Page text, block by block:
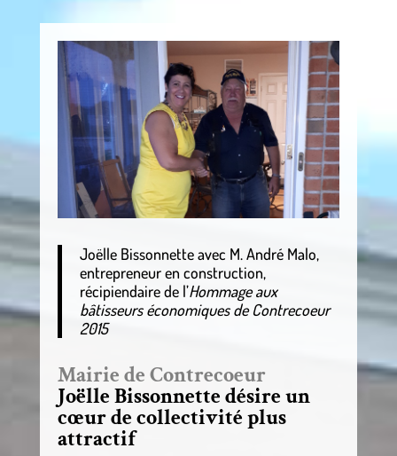
Joëlle Bissonnette avec M. André Malo,
entrepreneur en construction,
récipiendaire de l’Hommage aux
bâtisseurs économiques de Contrecoeur
2015
Mairie de Contrecoeur
Joëlle Bissonnette désire un
cœur de collectivité plus
attractif